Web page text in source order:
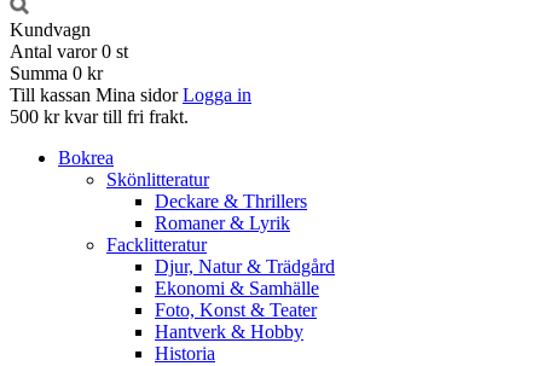
Kundvagn
Antal varor 0 st
Summa 0 kr
Till kassan Mina sidor Logga in
500 kr kvar till fri frakt.
Bokrea
Skönlitteratur
Deckare & Thrillers
Romaner & Lyrik
Facklitteratur
Djur, Natur & Trädgård
Ekonomi & Samhälle
Foto, Konst & Teater
Hantverk & Hobby
Historia